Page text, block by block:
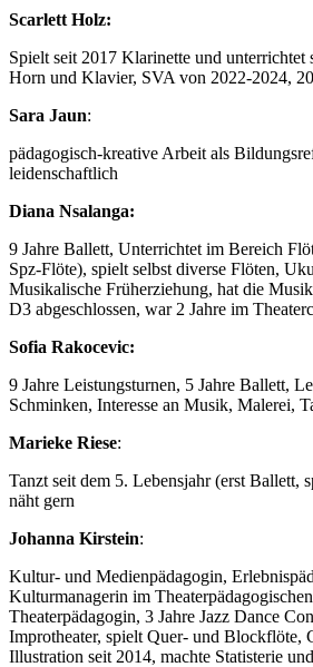
Scarlett Holz:
Spielt seit 2017 Klarinette und unterrichtet
Horn und Klavier, SVA von 2022-2024,
Sara Jaun:
pädagogisch-kreative Arbeit als
leidenschaftlich
Diana Nsalanga:
9 Jahre Ballett, Unterrichtet im Bereich
Spz-Flöte), spielt selbst diverse Flöten,
Musikalische Früherziehung, hat die
D3 abgeschlossen, war 2 Jahre im
Sofia Rakocevic:
9 Jahre Leistungsturnen, 5 Jahre Ballett,
Schminken, Interesse an Musik, Malerei,
Marieke Riese:
Tanzt seit dem 5. Lebensjahr (erst Ballett,
näht gern
Johanna Kirstein:
Kultur- und Medienpädagogin,
Kulturmanagerin im
Theaterpädagogin, 3 Jahre Jazz Dance
Improtheater, spielt Quer- und Blockflöte,
Illustration seit 2014, machte Statisterie